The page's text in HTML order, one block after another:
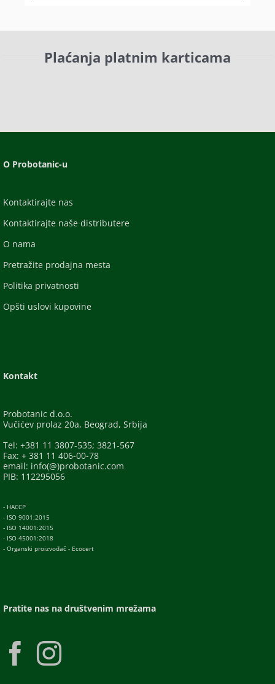
Plaćanja platnim karticama
O Probotanic-u
Kontaktirajte nas
Kontaktirajte naše distributere
O nama
Pretražite prodajna mesta
Politika privatnosti
Opšti uslovi kupovine
Kontakt
Probotanic d.o.o.
Vučićev prolaz 20a, Beograd, Srbija
Tel: +381 11 3807-535; 3821-567
Fax: + 381 11 406-00-78
email: info(@)probotanic.com
PIB: 112295056
- HACCP
- ISO 9001:2015
- ISO 14001:2015
- ISO 45001:2018
- Organski proizvođač - Ecocert
Pratite nas na društvenim mrežama